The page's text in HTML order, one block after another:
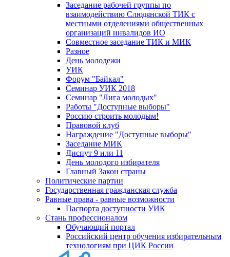
Заседание рабочей группы по
взаимодействию Слюдянской ТИК с
местными отделениями общественных
организаций инвалидов ИО
Совместное заседание ТИК и МИК
Разное
День молодежи
УИК
Форум "Байкал"
Семинар УИК 2018
Семинар "Лига молодых"
Работы "Доступные выборы"
Россию строить молодым!
Правовой клуб
Награждение "Доступные выборы"
Заседание МИК
Диспут 9 или 11
День молодого избирателя
Главный Закон страны
Политические партии
Государственная гражданская служба
Равные права - равные возможности
Паспорта доступности УИК
Стань профессионалом
Обучающий портал
Российский центр обучения избирательным
технологиям при ЦИК России